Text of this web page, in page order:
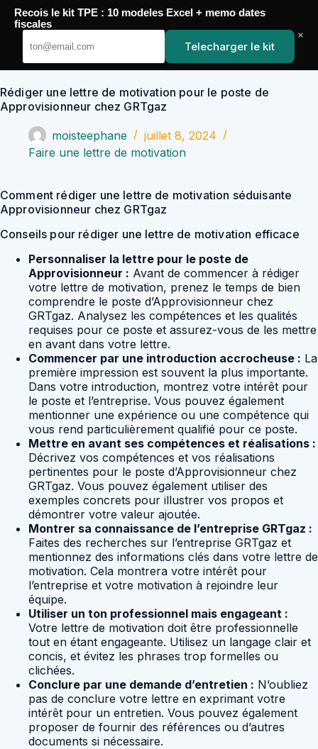
Passer
contenu
YoupiJobs
Rédiger une lettre de motivation pour le poste de
Approvisionneur chez GRTgaz
moisteephane
juillet 8, 2024
Faire une lettre de motivation
Comment rédiger une lettre de motivation séduisante
Approvisionneur chez GRTgaz
Conseils pour rédiger une lettre de motivation efficace
Personnaliser la lettre pour le poste de
Approvisionneur : Avant de commencer à rédiger
votre lettre de motivation, prenez le temps de bien
comprendre le poste d’Approvisionneur chez
GRTgaz. Analysez les compétences et les qualités
requises pour ce poste et assurez-vous de les mettre
en avant dans votre lettre.
Commencer par une introduction accrocheuse : La
première impression est souvent la plus importante.
Dans votre introduction, montrez votre intérêt pour
le poste et l’entreprise. Vous pouvez également
mentionner une expérience ou une compétence qui
vous rend particulièrement qualifié pour ce poste.
Mettre en avant ses compétences et réalisations :
Décrivez vos compétences et vos réalisations
pertinentes pour le poste d’Approvisionneur chez
GRTgaz. Vous pouvez également utiliser des
exemples concrets pour illustrer vos propos et
démontrer votre valeur ajoutée.
Montrer sa connaissance de l’entreprise GRTgaz :
Faites des recherches sur l’entreprise GRTgaz et
mentionnez des informations clés dans votre lettre de
motivation. Cela montrera votre intérêt pour
l’entreprise et votre motivation à rejoindre leur
équipe.
Utiliser un ton professionnel mais engageant :
Votre lettre de motivation doit être professionnelle
tout en étant engageante. Utilisez un langage clair et
concis, et évitez les phrases trop formelles ou
clichées.
Conclure par une demande d’entretien : N’oubliez
pas de conclure votre lettre en exprimant votre
intérêt pour un entretien. Vous pouvez également
proposer de fournir des références ou d’autres
documents si nécessaire.
Recois le kit TPE : 10 modeles Excel + memo dates
fiscales
Telecharger le kit
×